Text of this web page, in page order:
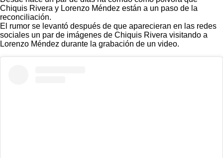
Chiquis Rivera y Lorenzo Méndez están a un paso de la
reconciliación.
El rumor se levantó después de que aparecieran en las redes
sociales un par de imágenes de Chiquis Rivera visitando a
Lorenzo Méndez durante la grabación de un video.